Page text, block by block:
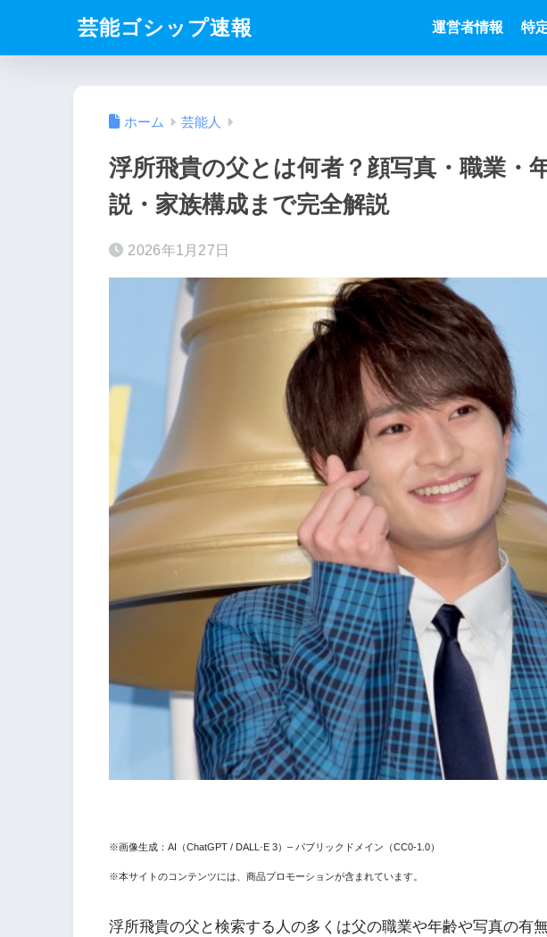
芸能ゴシップ速報 運営者情報 特
ホーム 芸能人
浮所飛貴の父とは何者？顔写真・職業・
説・家族構成まで完全解説
2026年1月27日
※画像生成：AI（ChatGPT / DALL·E 3）– パブリックドメイン（CC0-1.0）
※本サイトのコンテンツには、商品プロモーションが含まれています。
浮所飛貴の父と検索する人の多くは父の職業や年齢や写真の有